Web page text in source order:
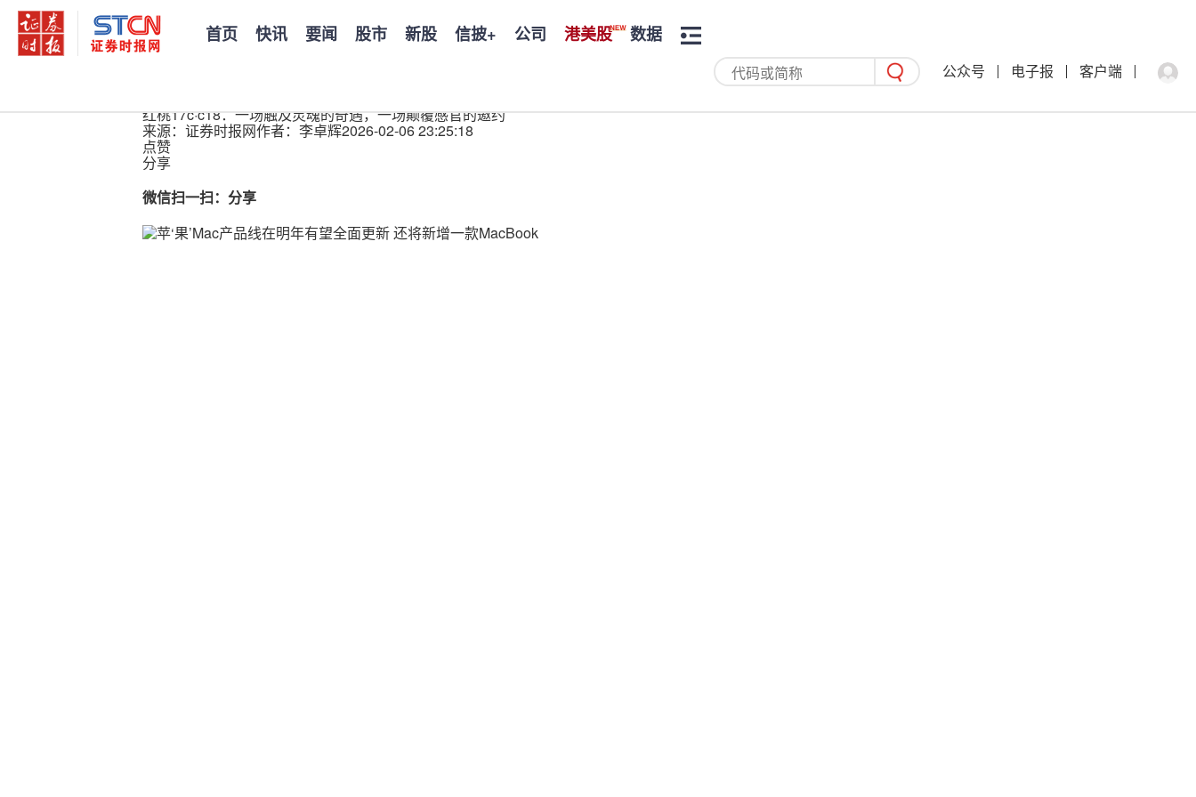
首页 快讯 要闻 股市 新股 信披+ 公司 港美股 数据
公众号 电子报 客户端
红桃17c·c18：一场触及灵魂的奇遇，一场颠覆感官的邀约
来源：证券时报网作者：李卓辉2026-02-06 23:25:18
点赞
分享
微信扫一扫：分享